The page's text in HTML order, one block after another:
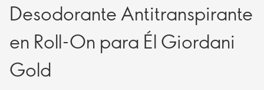
Desodorante Antitranspirante
en Roll-On para Él Giordani
Gold